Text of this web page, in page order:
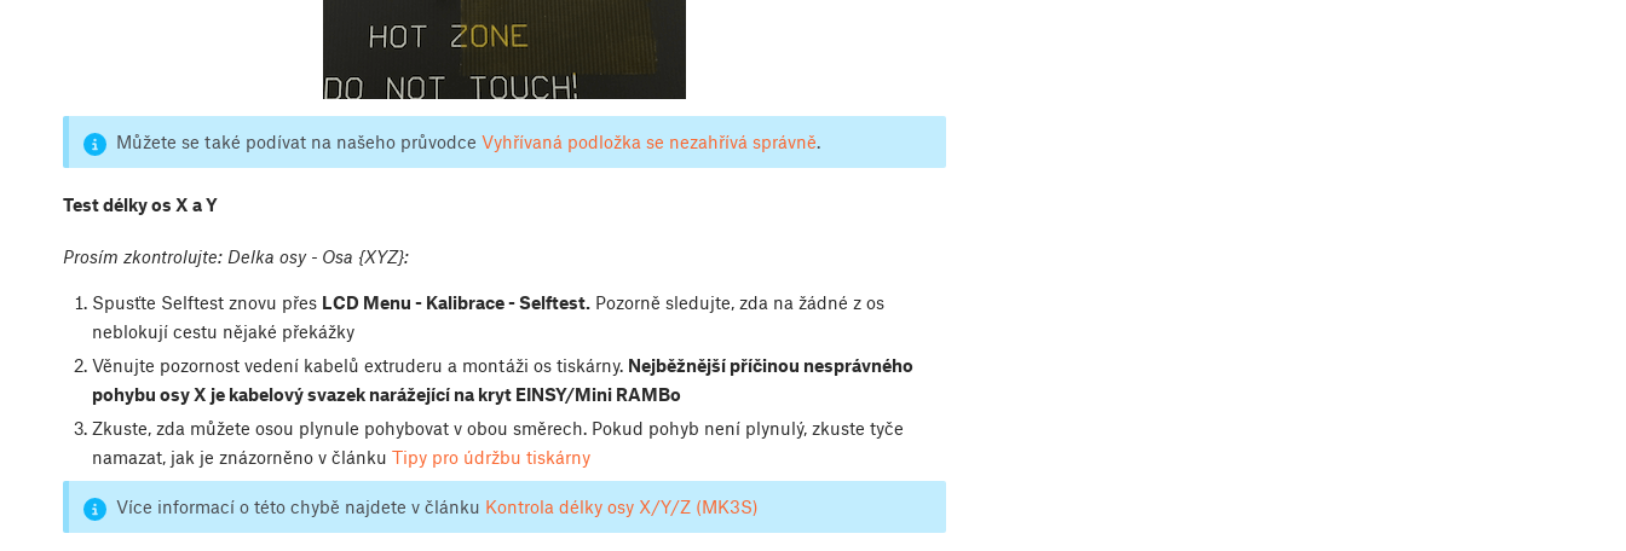
Můžete se také podívat na našeho průvodce Vyhřívaná podložka se nezahřívá správně.
Test délky os X a Y
Prosím zkontrolujte: Delka osy - Osa {XYZ}:
Spusťte Selftest znovu přes LCD Menu - Kalibrace - Selftest.Pozorně sledujte, zda na žádné z os
neblokují cestu nějaké překážky
Věnujte pozornost vedení kabelů extruderu a montáži os tiskárny. Nejběžnější příčinou nesprávného
pohybu osy X je kabelový svazek narážející na kryt EINSY/Mini RAMBo
Zkuste, zda můžete osou plynule pohybovat v obou směrech. Pokud pohyb není plynulý, zkuste tyče
namazat, jak je znázorněno v článku Tipy pro údržbu tiskárny
Více informací o této chybě najdete v článku Kontrola délky osy X/Y/Z (MK3S)